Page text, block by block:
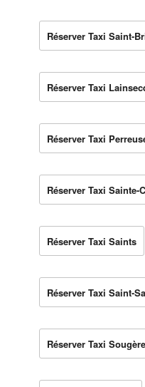
Réserver Taxi Saint-
Réserver Taxi
Réserver Taxi
Réserver Taxi
Réserver Taxi Saints
Réserver Taxi Saint-
Réserver Taxi